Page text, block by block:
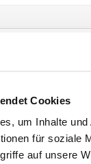
Cookies
um Inhalte und
für soziale
auf unsere
Neutrale Verpackung
Datei